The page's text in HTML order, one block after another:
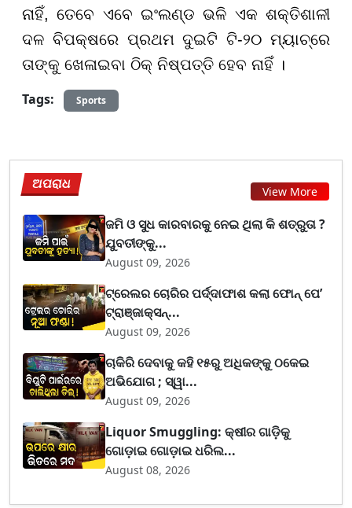
ନାହିଁ, ତେବେ ଏବେ ଇଂଲଣ୍ଡ ଭଳି ଏକ ଶକ୍ତିଶାଳୀ
ଦଳ ବିପକ୍ଷରେ ପ୍ରଥମ ଦୁଇଟି ଟି-୨୦ ମ୍ୟାଚ୍ରେ
ତାଙ୍କୁ ଖେଳାଇବା ଠିକ୍ ନିଷ୍ପତ୍ତି ହେବ ନାହିଁ ।
Tags:
Sports
ଅପରାଧ View More
ଜମି ଓ ସୁଧ କାରବାରକୁ ନେଇ ଥିଲା କି ଶତ୍ରୁତା ?
ଯୁବତୀଙ୍କୁ...
August 09, 2026
ଟ୍ରେଲର ଚୋରିର ପର୍ଦ୍ଦାଫାଶ କଲା ଫୋନ୍ ପେ’
ଟ୍ରାଞ୍ଜାକ୍ସନ୍...
August 09, 2026
ଚାକିରି ଦେବାକୁ କହି ୧୫ରୁ ଅଧିକଙ୍କୁ ଠକେଇ
ଅଭିଯୋଗ ; ସ୍ୱା...
August 09, 2026
Liquor Smuggling: କ୍ଷୀର ଗାଡ଼ିକୁ
ଗୋଡ଼ାଇ ଗୋଡ଼ାଇ ଧରିଲ...
August 08, 2026